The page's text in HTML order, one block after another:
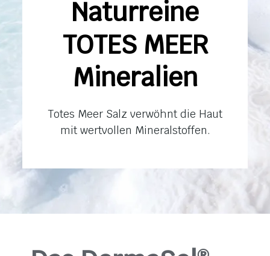
Naturreine
TOTES MEER
Mineralien
Totes Meer Salz verwöhnt die Haut
mit wertvollen Mineralstoffen.